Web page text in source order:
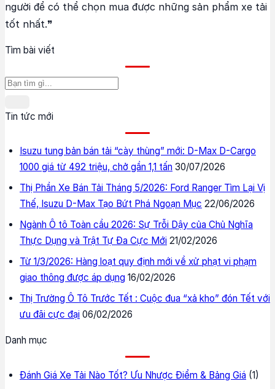
người để có thể chọn mua được những sản phẩm xe tải
tốt nhất.❞
Tìm bài viết
Tin tức mới
Isuzu tung bản bán tải “cày thùng” mới: D-Max D-Cargo
1000 giá từ 492 triệu, chở gần 1,1 tấn 30/07/2026
Thị Phần Xe Bán Tải Tháng 5/2026: Ford Ranger Tìm Lại Vị
Thế, Isuzu D-Max Tạo Bứt Phá Ngoạn Mục 22/06/2026
Ngành Ô tô Toàn cầu 2026: Sự Trỗi Dậy của Chủ Nghĩa
Thực Dụng và Trật Tự Đa Cực Mới 21/02/2026
Từ 1/3/2026: Hàng loạt quy định mới về xử phạt vi phạm
giao thông được áp dụng 16/02/2026
Thị Trường Ô Tô Trước Tết : Cuộc đua “xả kho” đón Tết với
ưu đãi cực đại 06/02/2026
Danh mục
Đánh Giá Xe Tải Nào Tốt? Ưu Nhược Điểm & Bảng Giá (1)